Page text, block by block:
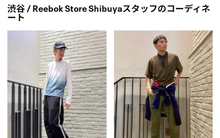
渋谷 / Reebok Store Shibuyaスタッフのコーディネ
ート